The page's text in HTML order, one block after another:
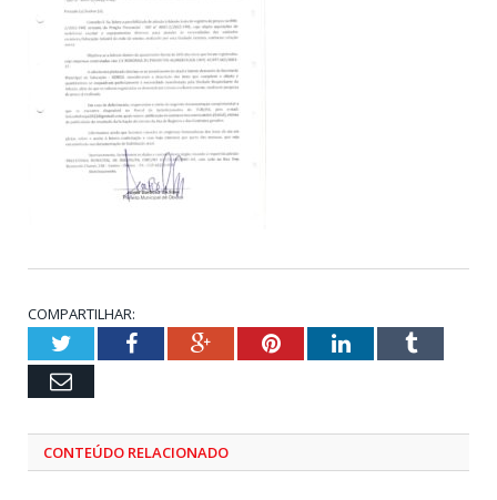
COMPARTILHAR:
TwitterFacebookGoogle+PinterestLinkedInTumblr
Email
CONTEÚDO RELACIONADO